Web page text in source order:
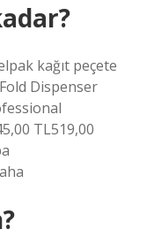
kağıt peçete
Dispenser
TL519,00